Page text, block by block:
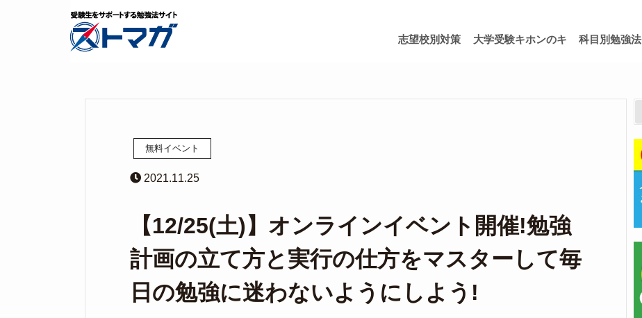
志望校別対策 大学受験キホンのキ 科目別勉強法
無料イベント
2021.11.25
【12/25(土)】オンラインイベント開催!勉強
計画の立て方と実行の仕方をマスターして毎
日の勉強に迷わないようにしよう!